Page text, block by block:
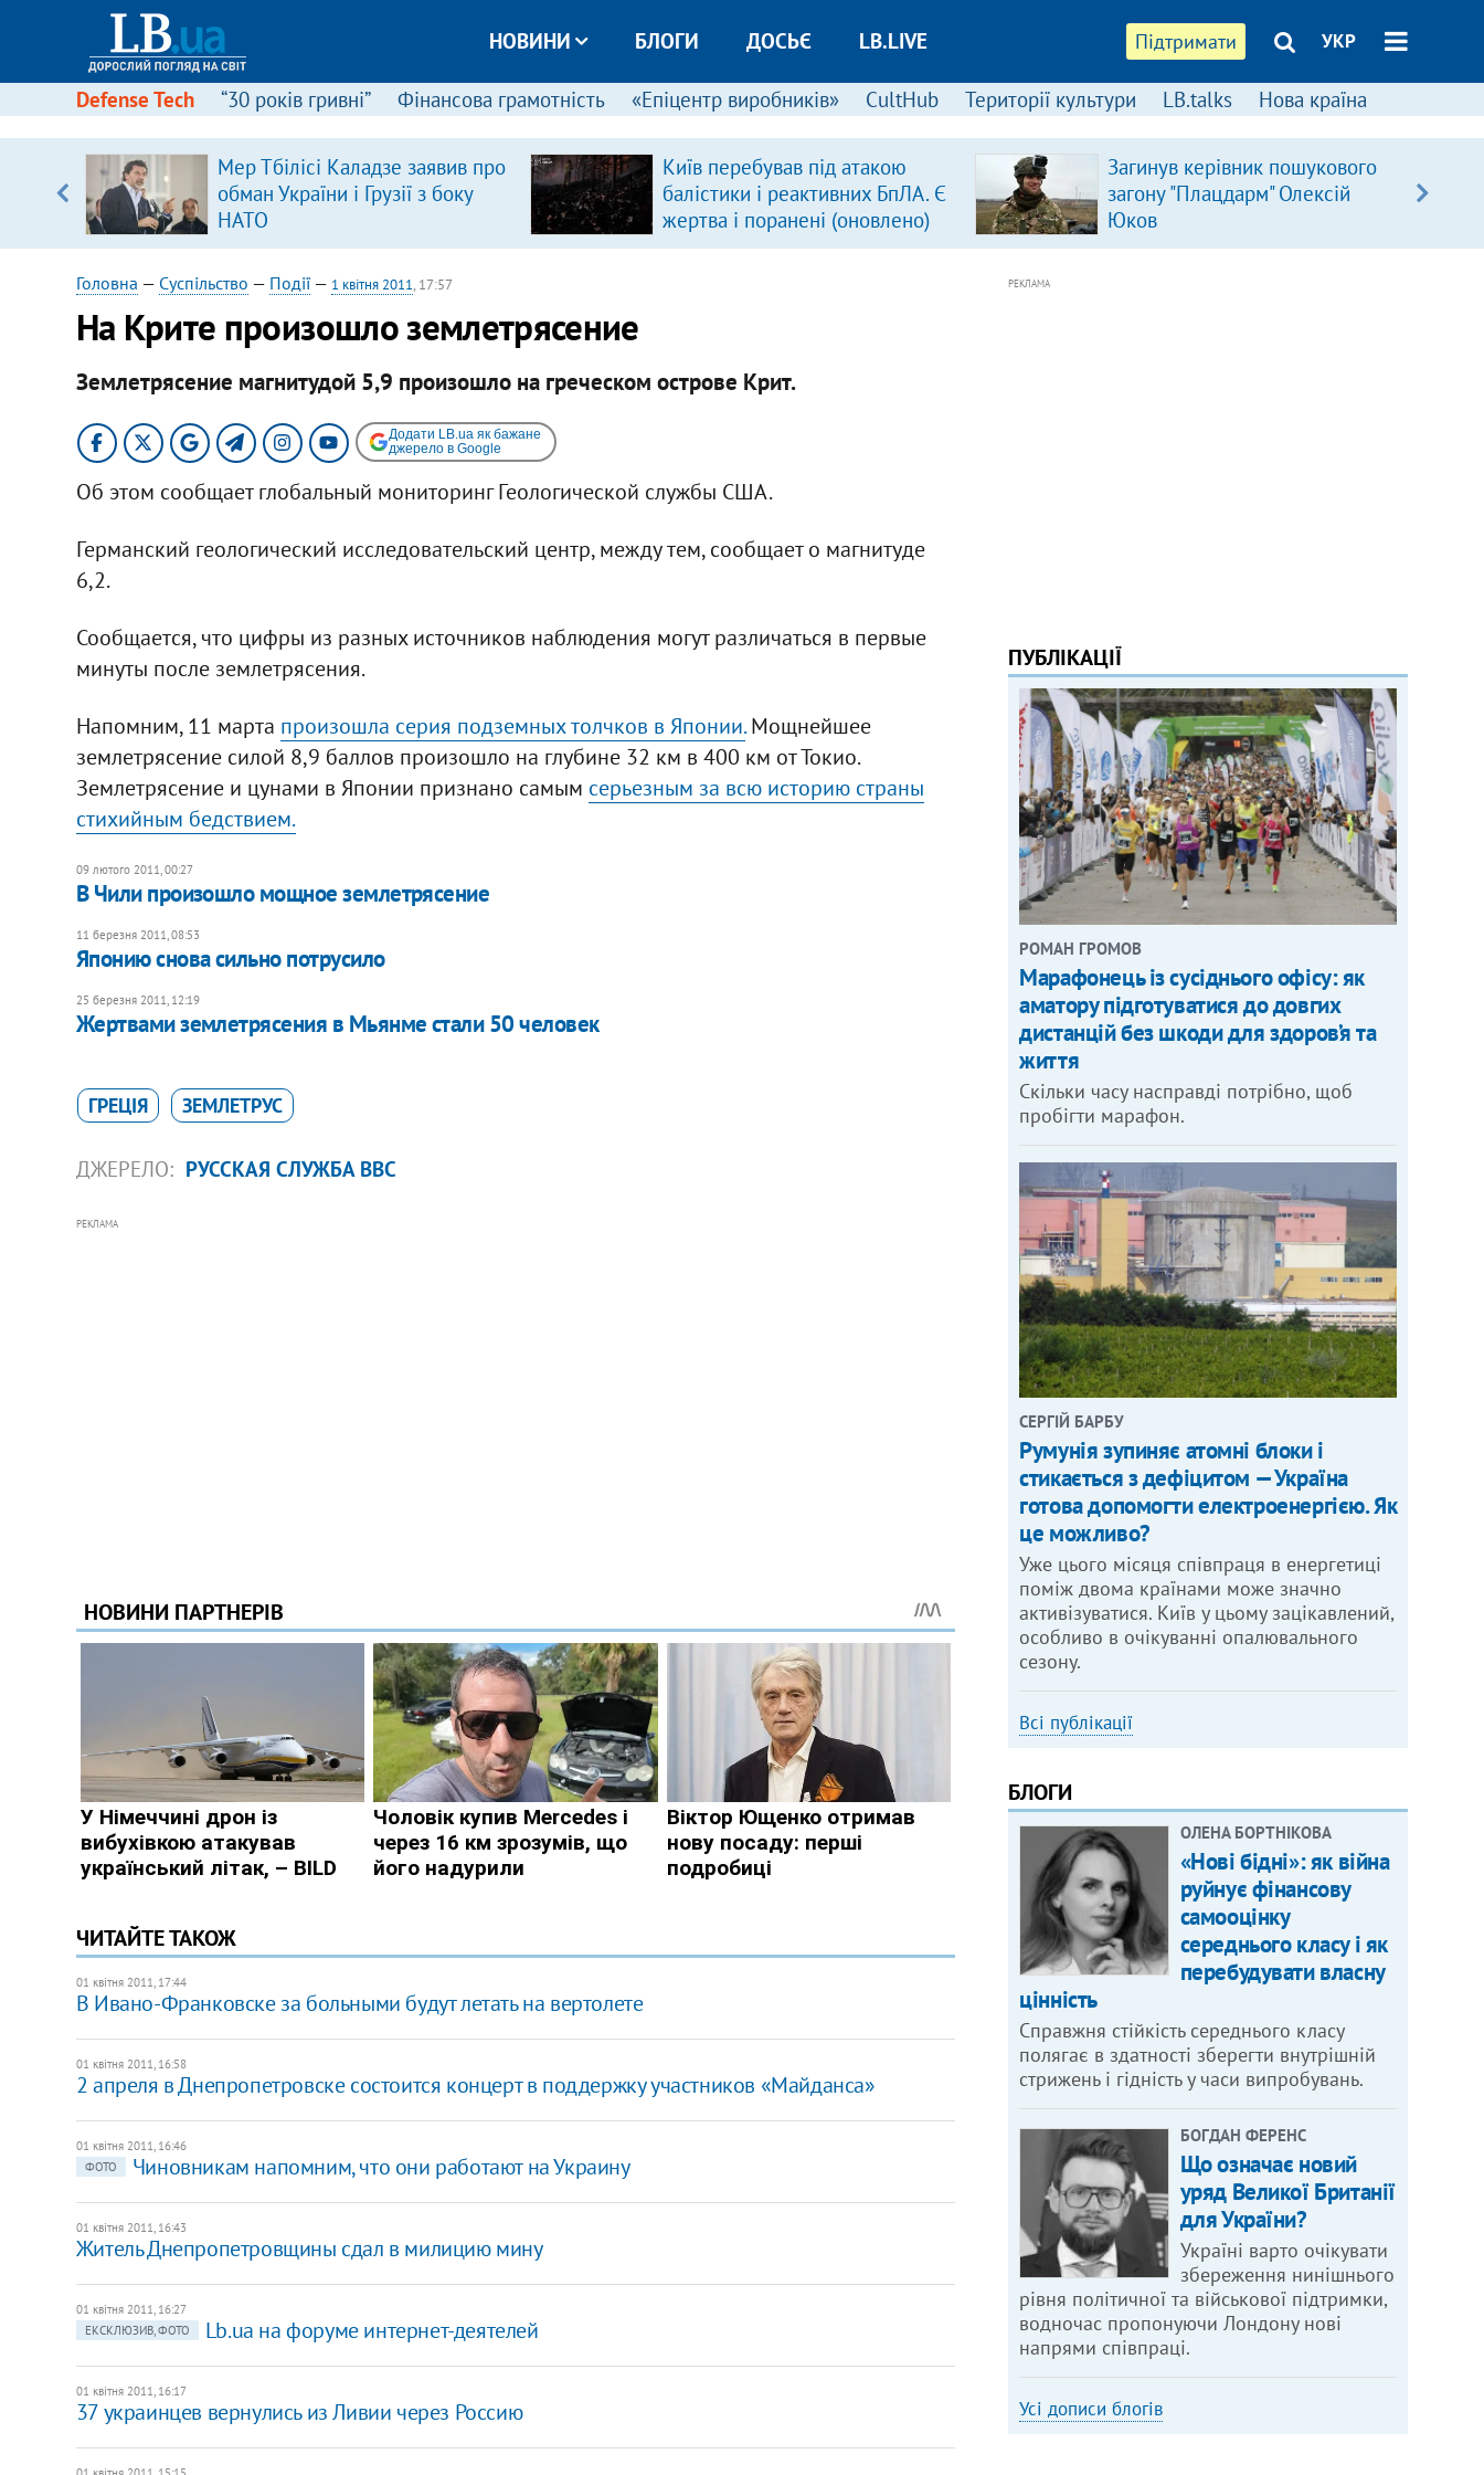
Підтримати УКР
НОВИНИ БЛОГИ ДОСЬЄ LB.LIVE
Defense Tech “30 років гривні” Фінансова грамотність «Епіцентр виробників» CultHub Території культури LB.talks Нова країна
Мер Тбілісі Каладзе заявив про
обман України і Грузії з боку
НАТО
Київ перебував під атакою
балістики і реактивних БпЛА. Є
жертва і поранені (оновлено)
Загинув керівник пошукового
загону "Плацдарм" Олексій
Юков
Головна — Суспільство — Події— 1 квітня 2011, 17:57
На Крите произошло землетрясение
Землетрясение магнитудой 5,9 произошло на греческом острове Крит.
Додати LB.ua як бажане
джерело в Google
Об этом сообщает глобальный мониторинг Геологической службы США.
Германский геологический исследовательский центр, между тем, сообщает о магнитуде
6,2.
Сообщается, что цифры из разных источников наблюдения могут различаться в первые
минуты после землетрясения.
Напомним, 11 марта произошла серия подземных толчков в Японии.Мощнейшее
землетрясение силой 8,9 баллов произошло на глубине 32 км в 400 км от Токио.
Землетрясение и цунами в Японии признано самым серьезным за всю историю страны
стихийным бедствием.
09 лютого 2011, 00:27
В Чили произошло мощное землетрясение
11 березня 2011, 08:53
Японию снова сильно потрусило
25 березня 2011, 12:19
Жертвами землетрясения в Мьянме стали 50 человек
ГРЕЦІЯ ЗЕМЛЕТРУС
ДЖЕРЕЛО: РУССКАЯ СЛУЖБА ВВС
РЕКЛАМА
ЧИТАЙТЕ ТАКОЖ
01 квітня 2011, 17:44
В Ивано-Франковске за больными будут летать на вертолете
01 квітня 2011, 16:58
2 апреля в Днепропетровске состоится концерт в поддержку участников «Майданса»
01 квітня 2011, 16:46
ФОТО
Чиновникам напомним, что они работают на Украину
01 квітня 2011, 16:43
Житель Днепропетровщины сдал в милицию мину
01 квітня 2011, 16:27
ЕКСКЛЮЗИВ, ФОТО
Lb.ua на форуме интернет-деятелей
01 квітня 2011, 16:17
37 украинцев вернулись из Ливии через Россию
РЕКЛАМА
ПУБЛІКАЦІЇ
РОМАН ГРОМОВ
Марафонець із сусіднього офісу: як
аматору підготуватися до довгих
дистанцій без шкоди для здоров’я та
життя
Скільки часу насправді потрібно, щоб
пробігти марафон.
СЕРГІЙ БАРБУ
Румунія зупиняє атомні блоки і
стикається з дефіцитом — Україна
готова допомогти електроенергією. Як
це можливо?
Уже цього місяця співпраця в енергетиці
поміж двома країнами може значно
активізуватися. Київ у цьому зацікавлений,
особливо в очікуванні опалювального
сезону.
Всі публікації
БЛОГИ
ОЛЕНА БОРТНІКОВА
«Нові бідні»: як війна
руйнує фінансову
самооцінку
середнього класу і як
перебудувати власну
цінність
Справжня стійкість середнього класу
полягає в здатності зберегти внутрішній
стрижень і гідність у часи випробувань.
БОГДАН ФЕРЕНС
Що означає новий
уряд Великої Британії
для України?
Україні варто очікувати
збереження нинішнього
рівня політичної та військової підтримки,
водночас пропонуючи Лондону нові
напрями співпраці.
Усі дописи блогів